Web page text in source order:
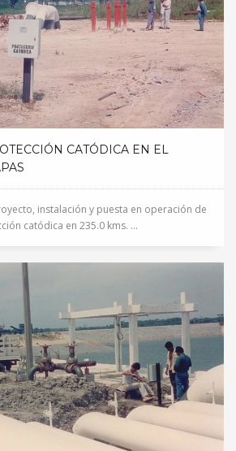
CATÓDICA EN EL
instalación y puesta en operación de
catódica en 235.0 kms. ...